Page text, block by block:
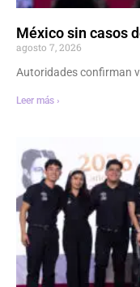
México sin casos
agosto 7, 2026
Autoridades confirman
Leer más ›